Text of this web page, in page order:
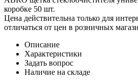
коробке 50 шт.
Цена действительна только для
отличаться от цен в розничных
Описание
Характеристики
Задать вопрос
Наличие на складе